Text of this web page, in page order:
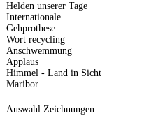
Helden unserer Tage
Internationale
Gehprothese
Wort recycling
Anschwemmung
Applaus
Himmel - Land in Sicht
Maribor
Auswahl Zeichnungen